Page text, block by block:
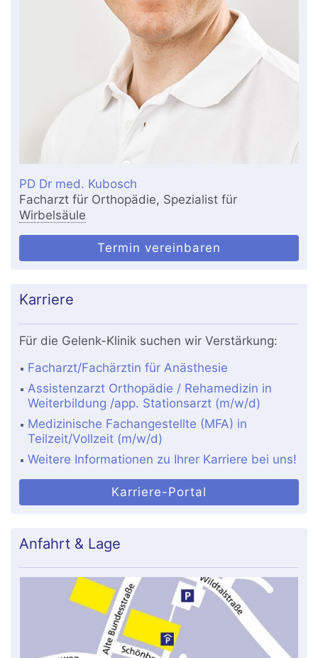
PD Dr med. Kubosch
Facharzt für Orthopädie, Spezialist für
Wirbelsäule
Termin vereinbaren
Karriere
Für die Gelenk-Klinik suchen wir Verstärkung:
Facharzt/Fachärztin für Anästhesie
Assistenzarzt Orthopädie / Rehamedizin in
Weiterbildung /app. Stationsarzt (m/w/d)
Medizinische Fachangestellte (MFA) in
Teilzeit/Vollzeit (m/w/d)
Weitere Informationen zu Ihrer Karriere bei uns!
Karriere-Portal
Anfahrt & Lage